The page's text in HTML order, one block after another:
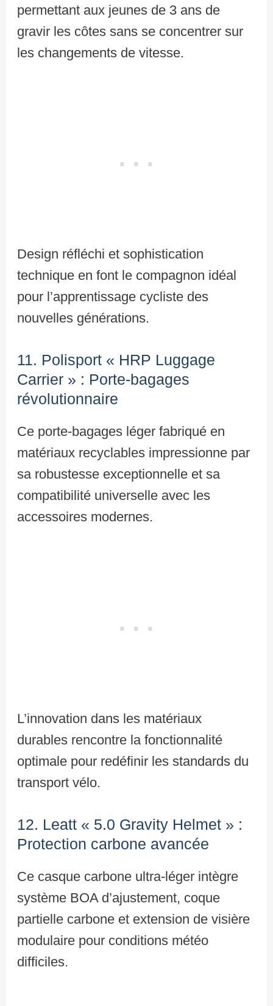
permettant aux jeunes de 3 ans de
gravir les côtes sans se concentrer sur
les changements de vitesse.
Design réfléchi et sophistication
technique en font le compagnon idéal
pour l’apprentissage cycliste des
nouvelles générations.
11. Polisport « HRP Luggage
Carrier » : Porte-bagages
révolutionnaire
Ce porte-bagages léger fabriqué en
matériaux recyclables impressionne par
sa robustesse exceptionnelle et sa
compatibilité universelle avec les
accessoires modernes.
L’innovation dans les matériaux
durables rencontre la fonctionnalité
optimale pour redéfinir les standards du
transport vélo.
12. Leatt « 5.0 Gravity Helmet » :
Protection carbone avancée
Ce casque carbone ultra-léger intègre
système BOA d’ajustement, coque
partielle carbone et extension de visière
modulaire pour conditions météo
difficiles.